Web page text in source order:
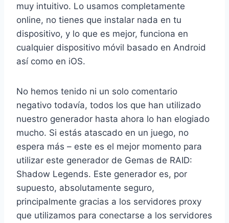
muy intuitivo. Lo usamos completamente
online, no tienes que instalar nada en tu
dispositivo, y lo que es mejor, funciona en
cualquier dispositivo móvil basado en Android
así como en iOS.
No hemos tenido ni un solo comentario
negativo todavía, todos los que han utilizado
nuestro generador hasta ahora lo han elogiado
mucho. Si estás atascado en un juego, no
espera más – este es el mejor momento para
utilizar este generador de Gemas de RAID:
Shadow Legends. Este generador es, por
supuesto, absolutamente seguro,
principalmente gracias a los servidores proxy
que utilizamos para conectarse a los servidores